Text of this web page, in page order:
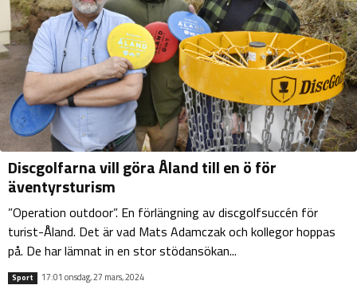
Discgolfarna vill göra Åland till en ö för
äventyrsturism
”Operation outdoor”. En förlängning av discgolfsuccén för
turist-Åland. Det är vad Mats Adamczak och kollegor hoppas
på. De har lämnat in en stor stödansökan...
Sport 17:01 onsdag, 27 mars, 2024